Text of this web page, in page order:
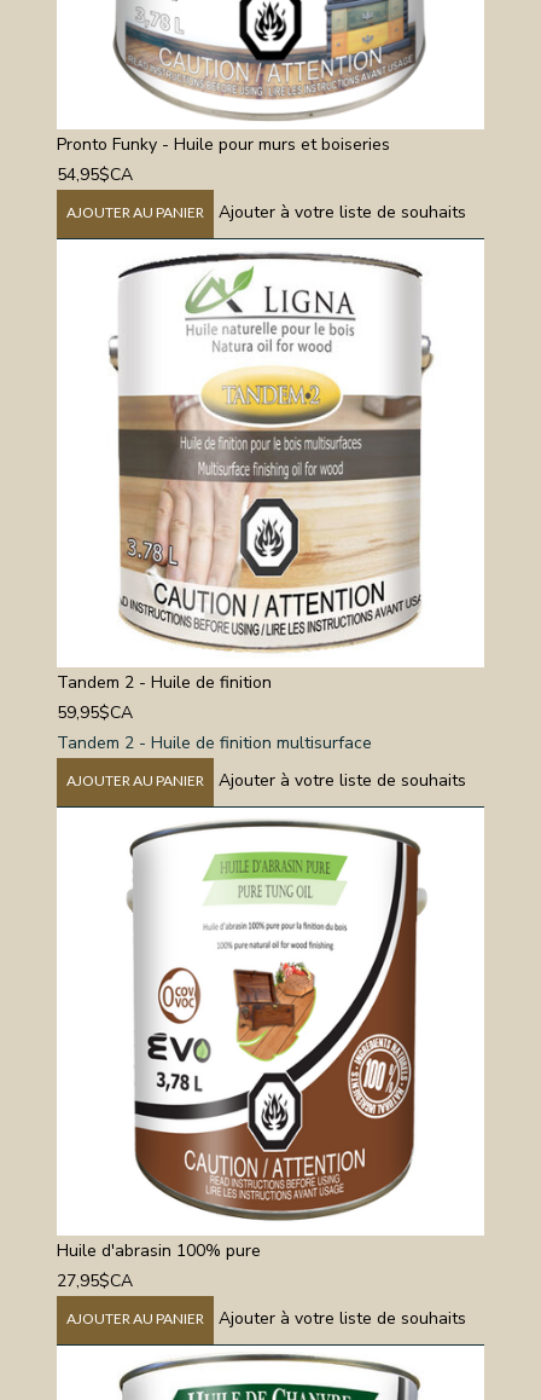
Pronto Funky - Huile pour murs et boiseries
54,95$CA
AJOUTER AU PANIER Ajouter à votre liste de souhaits
Tandem 2 - Huile de finition
59,95$CA
Tandem 2 - Huile de finition multisurface
AJOUTER AU PANIER Ajouter à votre liste de souhaits
Huile d'abrasin 100% pure
27,95$CA
AJOUTER AU PANIER Ajouter à votre liste de souhaits